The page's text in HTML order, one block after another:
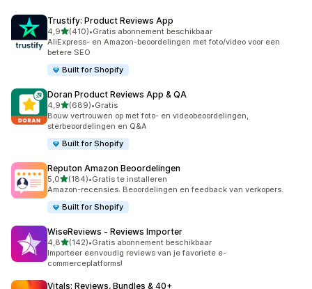
Trustify: Product Reviews App
4,9van 5 sterren
(410)
410 recensies in totaal
•Gratis abonnement beschikbaar
AliExpress- en Amazon-beoordelingen met foto/video voor een
betere SEO
Built for Shopify
Doran Product Reviews App & QA
4,9van 5 sterren
(689)
689 recensies in totaal
•Gratis
Bouw vertrouwen op met foto- en videobeoordelingen,
sterbeoordelingen en Q&A
Built for Shopify
Reputon Amazon Beoordelingen
5,0van 5 sterren
(184)
184 recensies in totaal
•Gratis te installeren
Amazon-recensies. Beoordelingen en feedback van verkopers.
Built for Shopify
WiseReviews ‑ Reviews Importer
4,8van 5 sterren
(142)
142 recensies in totaal
•Gratis abonnement beschikbaar
Importeer eenvoudig reviews van je favoriete e-
commerceplatforms!
Vitals: Reviews, Bundles & 40+